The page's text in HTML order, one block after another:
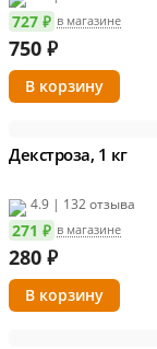
727 ₽ в магазине
750 ₽
Декстроза, 1 кг
4.9 | 132 отзыва
271 ₽ в магазине
280 ₽